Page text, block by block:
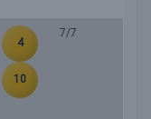
4
10
7/7